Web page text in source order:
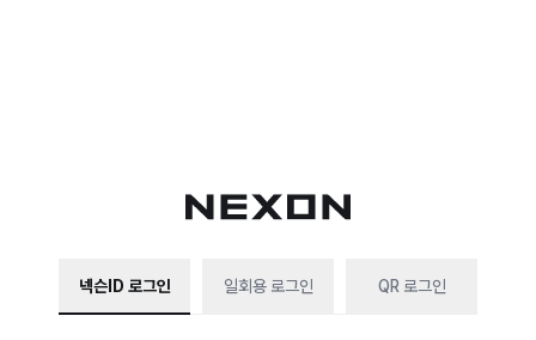
넥슨ID 로그인 일회용 로그인 QR 로그인